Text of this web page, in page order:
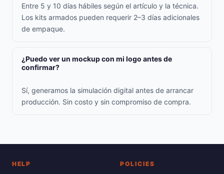
Entre 5 y 10 días hábiles según el artículo y la técnica.
Los kits armados pueden requerir 2–3 días adicionales
de empaque.
¿Puedo ver un mockup con mi logo antes de
confirmar?
Sí, generamos la simulación digital antes de arrancar
producción. Sin costo y sin compromiso de compra.
HELP POLICIES